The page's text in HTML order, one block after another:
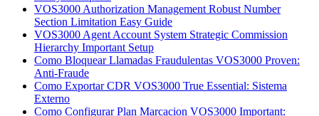
VOS3000 Authorization Management Robust Number
Section Limitation Easy Guide
VOS3000 Agent Account System Strategic Commission
Hierarchy Important Setup
Como Bloquear Llamadas Fraudulentas VOS3000 Proven:
Anti-Fraude
Como Exportar CDR VOS3000 True Essential: Sistema
Externo
Como Configurar Plan Marcacion VOS3000 Important: